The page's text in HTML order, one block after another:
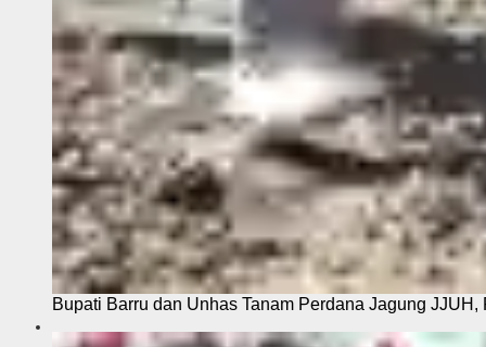
Bupati Barru dan Unhas Tanam Perdana Jagung